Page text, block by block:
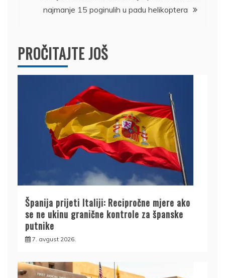
najmanje 15 poginulih u padu helikoptera
PROČITAJTE JOŠ
Španija prijeti Italiji: Recipročne mjere ako
se ne ukinu granične kontrole za španske
putnike
7. avgust 2026.